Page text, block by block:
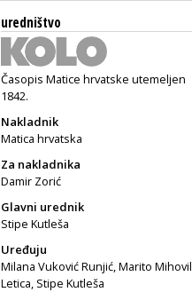
uredništvo
Časopis Matice hrvatske utemeljen
1842.
Nakladnik
Matica hrvatska
Za nakladnika
Damir Zorić
Glavni urednik
Stipe Kutleša
Uređuju
Milana Vuković Runjić, Marito Mihovil
Letica, Stipe Kutleša